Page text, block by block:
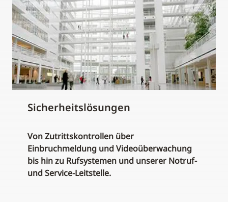
Sicherheitslösungen
Von Zutrittskontrollen über
Einbruchmeldung und Videoüberwachung
bis hin zu Rufsystemen und unserer Notruf-
und Service-Leitstelle.